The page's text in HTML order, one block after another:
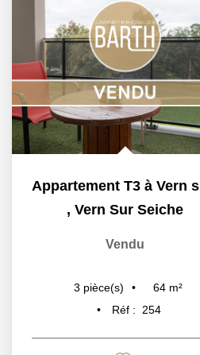
, Vern Sur Seiche
Vendu
3 pièce(s) 64 m²
Réf :
254